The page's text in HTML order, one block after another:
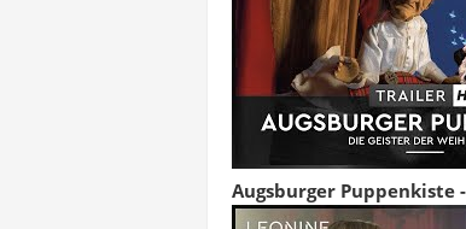
Augsburger Puppenkiste